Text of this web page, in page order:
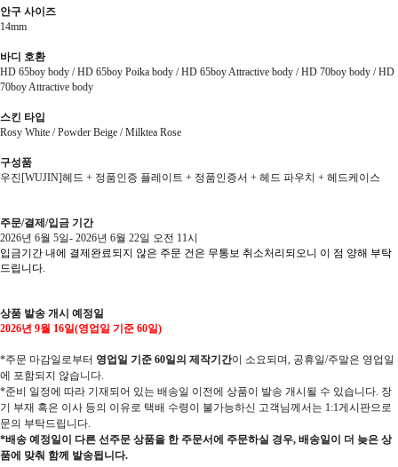
안구 사이즈
14mm
바디 호환
HD 65boy body /HD 65boy Poika body /HD 65boy Attractive body / HD 70boy body / HD
70boy Attractive body
스킨 타입
Rosy White / Powder Beige / Milktea Rose
구성품
우진[WUJIN]헤드 + 정품인증 플레이트 + 정품인증서 + 헤드 파우치 + 헤드케이스
주문/결제/입금 기간
2026년 6월 5일- 2026년 6월 22일 오전 11시
입금기간 내에 결제완료되지 않은 주문 건은 무통보 취소처리되오니 이 점 양해 부탁
드립니다.
상품 발송 개시 예정일
2026년 9월 16일(영업일 기준 60일)
*주문 마감일로부터 영업일 기준 60일의 제작기간이 소요되며, 공휴일/주말은 영업일
에 포함되지 않습니다.
*준비 일정에 따라 기재되어 있는 배송일 이전에 상품이 발송 개시될 수 있습니다. 장
기 부재 혹은 이사 등의 이유로 택배 수령이 불가능하신 고객님께서는 1:1게시판으로
문의 부탁드립니다.
*배송 예정일이 다른 선주문 상품을 한 주문서에 주문하실 경우, 배송일이 더 늦은 상
품에 맞춰 함께 발송됩니다.